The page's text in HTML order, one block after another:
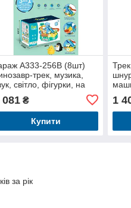
A333-256B (8шт)
трек, музика,
світло, фігурки, на
в кор-ці,
081₴
Купити
1
за рік